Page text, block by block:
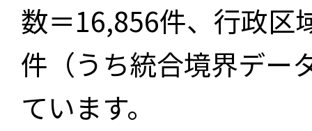
数＝16,856件、行政区
件（うち統合境界デー
ています。